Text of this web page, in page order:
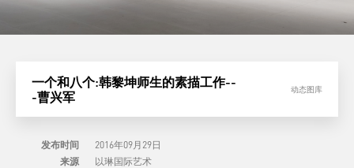
一个和八个:韩黎坤师生的素描工作--
-曹兴军
动态图库
发布时间
2016年09月29日
来源
以琳国际艺术